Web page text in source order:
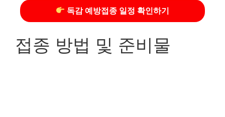
독감 예방접종 일정 확인하기
접종 방법 및 준비물